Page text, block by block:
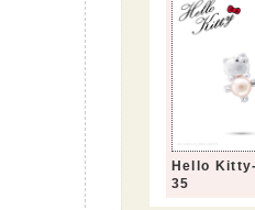
Hello Kitty-
35